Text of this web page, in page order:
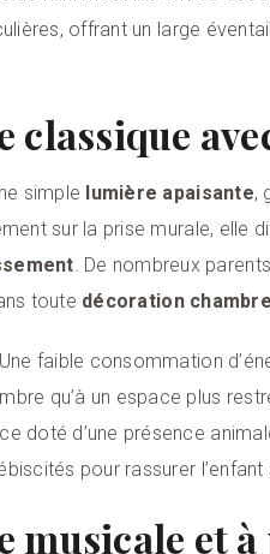
offrant un large
classique
simple lumière apaisante,
sur la prise murale, elle
. De nombreux
toute décoration
faible consommation
qu’à un espace plus
doté d’une présence
pour rassurer
musicale et